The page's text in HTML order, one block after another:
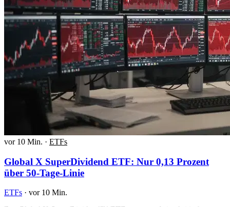
vor 10 Min. · ETFs
Global X SuperDividend ETF: Nur 0,13 Prozent
über 50-Tage-Linie
ETFs · vor 10 Min.